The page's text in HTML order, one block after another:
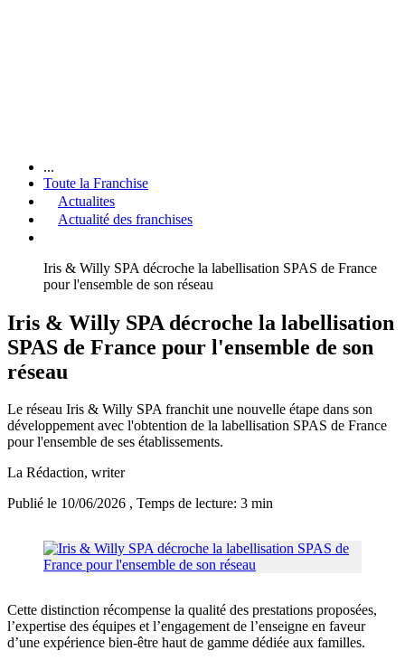
...
Toute la Franchise
Actualites
Actualité des franchises
Iris & Willy SPA décroche la labellisation SPAS de France
pour l'ensemble de son réseau
Iris & Willy SPA décroche la labellisation
SPAS de France pour l'ensemble de son
réseau
Le réseau Iris & Willy SPA franchit une nouvelle étape dans son
développement avec l'obtention de la labellisation SPAS de France
pour l'ensemble de ses établissements.
La Rédaction, writer
Publié le 10/06/2026 , Temps de lecture: 3 min
Cette distinction récompense la qualité des prestations proposées,
l’expertise des équipes et l’engagement de l’enseigne en faveur
d’une expérience bien-être haut de gamme dédiée aux familles.